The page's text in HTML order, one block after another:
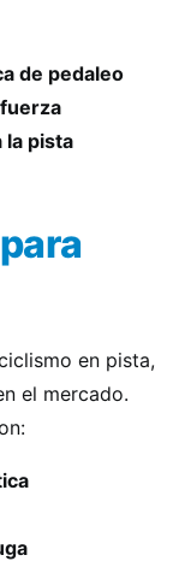
de pedaleo
la pista
en pista,
el mercado.